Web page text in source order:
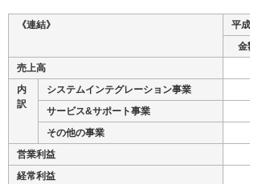
《連結》
平成
金額
売上高
内
訳
システムインテグレーション事業
サービス&サポート事業
その他の事業
営業利益
経常利益